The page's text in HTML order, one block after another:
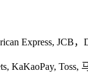
Express, JCB，
KaKaoPay, Toss,